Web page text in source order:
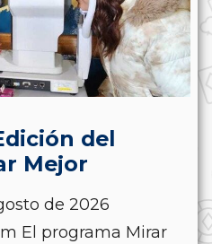
del
Mejor
de 2026
El programa Mirar